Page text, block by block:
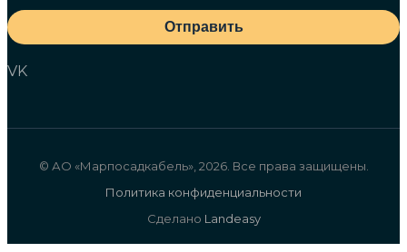
Отправить
VK
© АО «Марпосадкабель», 2026. Все права защищены.
Политика конфиденциальности
Сделано Landeasy